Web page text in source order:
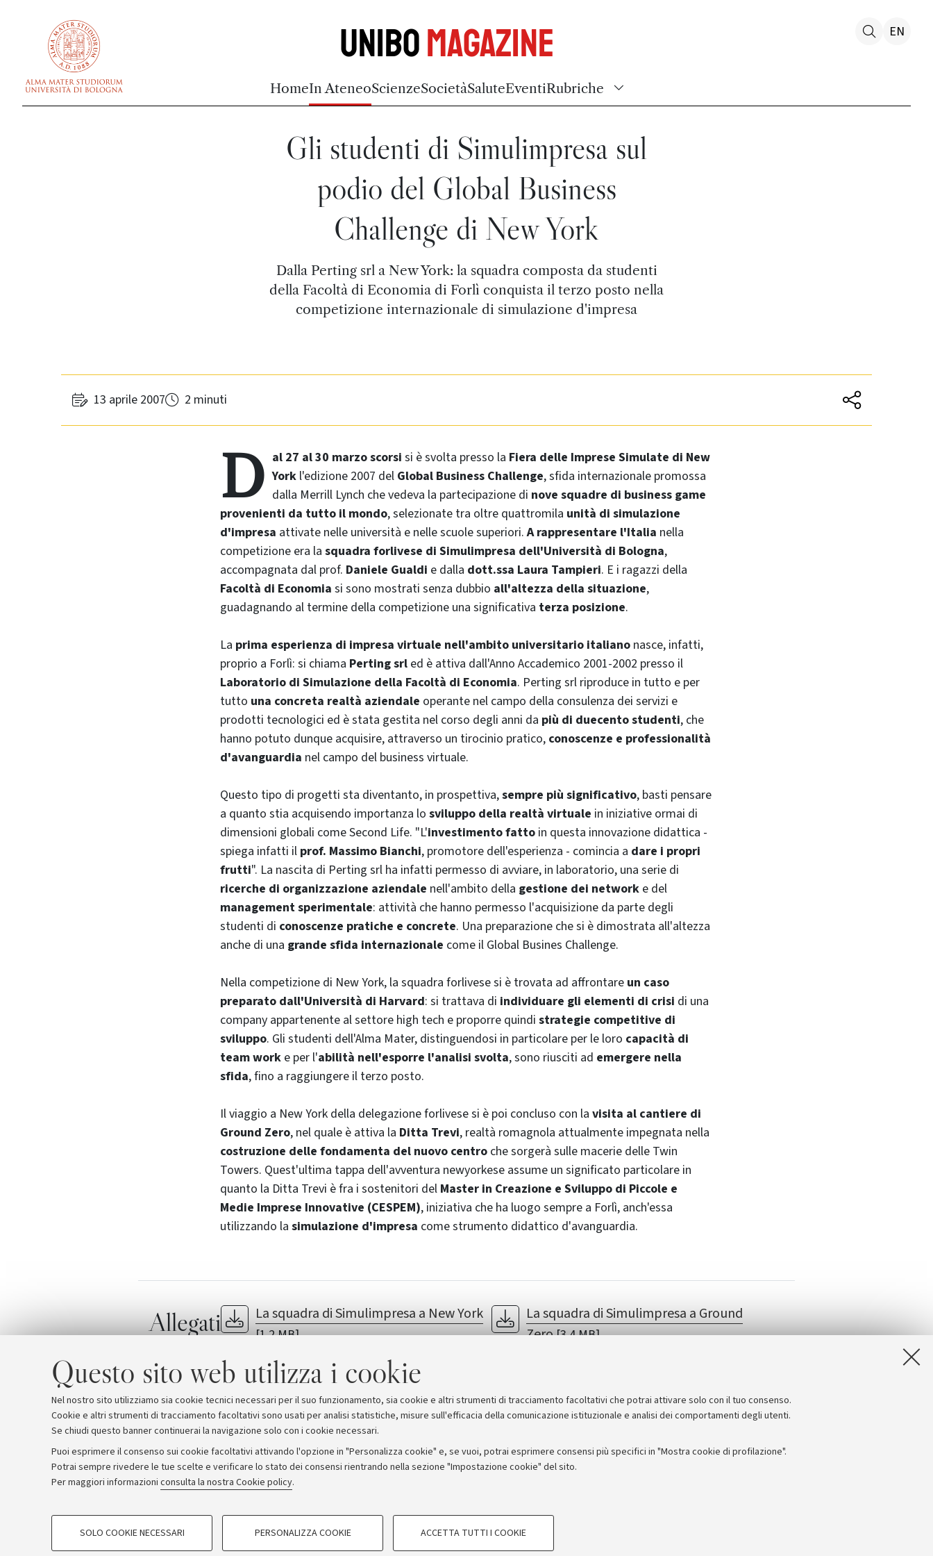
Questo sito web utilizza i cookie
Nel nostro sito utilizziamo sia cookie tecnici necessari per il suo funzionamento, sia cookie e altri strumenti di tracciamento facoltativi che potrai attivare solo con il tuo consenso.
Cookie e altri strumenti di tracciamento facoltativi sono usati per analisi statistiche, misure sull'efficacia della comunicazione istituzionale e analisi dei comportamenti degli utenti.
Se chiudi questo banner continuerai la navigazione solo con i cookie necessari.
Puoi esprimere il consenso sui cookie facoltativi attivando l'opzione in "Personalizza cookie" e, se vuoi, potrai esprimere consensi più specifici in "Mostra cookie di profilazione".
Potrai sempre rivedere le tue scelte e verificare lo stato dei consensi rientrando nella sezione "Impostazione cookie" del sito.
Per maggiori informazioni consulta la nostra Cookie policy.
COOKIE DI PROFILAZIONE - FACOLTATIVI COOKIE TECNICI - NECESSARI
SOLO COOKIE NECESSARI PERSONALIZZA COOKIE ACCETTA TUTTI I COOKIE
UniboMagazine
HomeIn AteneoScienzeSocietàSaluteEventiRubriche
EN
Gli studenti di Simulimpresa sul
podio del Global Business
Challenge di New York
Dalla Perting srl a New York: la squadra composta da studenti
della Facoltà di Economia di Forlì conquista il terzo posto nella
competizione internazionale di simulazione d'impresa
13 aprile 2007 2 minuti
D al 27 al 30 marzo scorsi si è svolta presso la Fiera delle Imprese Simulate di New
York l'edizione 2007 del Global Business Challenge, sfida internazionale promossa
dalla Merrill Lynch che vedeva la partecipazione di nove squadre di business game
provenienti da tutto il mondo, selezionate tra oltre quattromila unità di simulazione
d'impresa attivate nelle università e nelle scuole superiori.A rappresentare l'Italia nella
competizione era la squadra forlivese di Simulimpresa dell'Università di Bologna,
accompagnata dal prof. Daniele Gualdi e dalla dott.ssa Laura Tampieri. E i ragazzi della
Facoltà di Economia si sono mostrati senza dubbio all'altezza della situazione,
guadagnando al termine della competizione una significativa terza posizione.
La prima esperienza di impresa virtuale nell'ambito universitario italiano nasce, infatti,
proprio a Forlì: si chiama Perting srl ed è attiva dall'Anno Accademico 2001-2002 presso il
Laboratorio di Simulazione della Facoltà di Economia. Perting srl riproduce in tutto e per
tutto una concreta realtà aziendale operante nel campo della consulenza dei servizi e
prodotti tecnologici ed è stata gestita nel corso degli anni da più di duecento studenti, che
hanno potuto dunque acquisire, attraverso un tirocinio pratico, conoscenze e professionalità
d'avanguardia nel campo del business virtuale.
Questo tipo di progetti sta diventanto, in prospettiva,sempre più significativo, basti pensare
a quanto stia acquisendo importanza lo sviluppo della realtà virtuale in iniziative ormai di
dimensioni globali come Second Life. "L'investimento fatto in questa innovazione didattica -
spiega infatti il prof. Massimo Bianchi, promotore dell'esperienza - comincia a dare i propri
frutti". La nascita di Perting srl ha infatti permesso di avviare, in laboratorio, una serie di
ricerche di organizzazione aziendale nell'ambito della gestione dei network e del
managementsperimentale: attività che hanno permesso l'acquisizione da parte degli
studenti di conoscenze pratiche e concrete. Una preparazione che si è dimostrata all'altezza
anche di una grande sfida internazionale come il Global Busines Challenge.
Nella competizione di New York, la squadra forlivese si è trovata ad affrontare un caso
preparato dall'Università di Harvard: si trattava di individuare gli elementi di crisi di una
company appartenente al settore high tech e proporre quindi strategie competitive di
sviluppo. Gli studenti dell'Alma Mater, distinguendosi in particolare per le loro capacità di
team work e per l'abilità nell'esporre l'analisi svolta, sono riusciti ad emergere nella
sfida, fino a raggiungere il terzo posto.
Il viaggio a New York della delegazione forlivese si è poi concluso con la visita al cantiere di
Ground Zero, nel quale è attiva la Ditta Trevi, realtà romagnola attualmente impegnata nella
costruzione delle fondamenta del nuovo centro che sorgerà sulle macerie delle Twin
Towers. Quest'ultima tappa dell'avventura newyorkese assume un significato particolare in
quanto la Ditta Trevi è fra i sostenitori del Master in Creazione e Sviluppo di Piccole e
Medie Imprese Innovative (CESPEM), iniziativa che ha luogo sempre a Forlì, anch'essa
utilizzando la simulazione d'impresa come strumento didattico d'avanguardia.
Allegati La squadra di Simulimpresa a New York
[1.2 MB]
La squadra di Simulimpresa a Ground
Zero[3.4 MB]
Master CESPEM
Archivio Comunicati stampa Redazione Rassegna stampa
© Copyright 2026 - ALMA MATER STUDIORUM - Università di Bologna - Via Zamboni, 33 - 40126 Bologna - PI: 01131710376 - CF: 80007010376